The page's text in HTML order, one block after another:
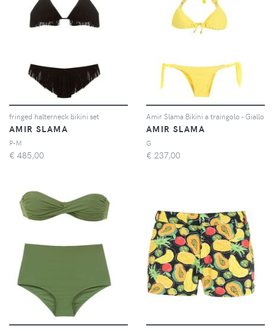
fringed halterneck bikini set
AMIR SLAMA
P-M
€ 485,00
Amir Slama Bikini a traingolo - Giallo
AMIR SLAMA
G
€ 237,00